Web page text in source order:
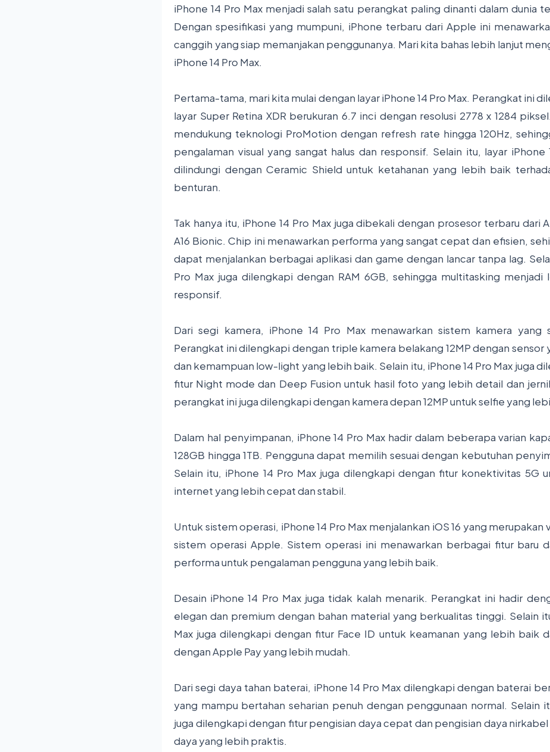
iPhone 14 Pro Max menjadi salah satu perangkat paling dinanti dalam dunia
Dengan spesifikasi yang mumpuni, iPhone terbaru dari Apple ini
canggih yang siap memanjakan penggunanya. Mari kita bahas lebih lanjut
iPhone 14 Pro Max.
Pertama-tama, mari kita mulai dengan layar iPhone 14 Pro Max. Perangkat ini
layar Super Retina XDR berukuran 6.7 inci dengan resolusi 2778 x 1284
mendukung teknologi ProMotion dengan refresh rate hingga 120Hz,
pengalaman visual yang sangat halus dan responsif. Selain itu, layar iPhone
dilindungi dengan Ceramic Shield untuk ketahanan yang lebih baik
benturan.
Tak hanya itu, iPhone 14 Pro Max juga dibekali dengan prosesor terbaru dari
A16 Bionic. Chip ini menawarkan performa yang sangat cepat dan efisien,
dapat menjalankan berbagai aplikasi dan game dengan lancar tanpa lag.
Pro Max juga dilengkapi dengan RAM 6GB, sehingga multitasking menjadi
responsif.
Dari segi kamera, iPhone 14 Pro Max menawarkan sistem kamera yang
Perangkat ini dilengkapi dengan triple kamera belakang 12MP dengan sensor
dan kemampuan low-light yang lebih baik. Selain itu, iPhone 14 Pro Max juga
fitur Night mode dan Deep Fusion untuk hasil foto yang lebih detail dan
perangkat ini juga dilengkapi dengan kamera depan 12MP untuk selfie yang
Dalam hal penyimpanan, iPhone 14 Pro Max hadir dalam beberapa varian
128GB hingga 1TB. Pengguna dapat memilih sesuai dengan kebutuhan
Selain itu, iPhone 14 Pro Max juga dilengkapi dengan fitur konektivitas 5G
internet yang lebih cepat dan stabil.
Untuk sistem operasi, iPhone 14 Pro Max menjalankan iOS 16 yang merupakan
sistem operasi Apple. Sistem operasi ini menawarkan berbagai fitur baru
performa untuk pengalaman pengguna yang lebih baik.
Desain iPhone 14 Pro Max juga tidak kalah menarik. Perangkat ini hadir
elegan dan premium dengan bahan material yang berkualitas tinggi. Selain
Max juga dilengkapi dengan fitur Face ID untuk keamanan yang lebih baik
dengan Apple Pay yang lebih mudah.
Dari segi daya tahan baterai, iPhone 14 Pro Max dilengkapi dengan baterai
yang mampu bertahan seharian penuh dengan penggunaan normal. Selain
juga dilengkapi dengan fitur pengisian daya cepat dan pengisian daya
daya yang lebih praktis.